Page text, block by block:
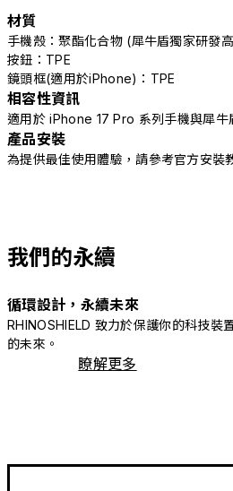
材質
手機殼：聚酯化合物 (犀牛盾獨家研發
按鈕：TPE
鏡頭框(適用於iPhone)：TPE
相容性資訊
適用於 iPhone 17 Pro 系列手機與犀
產品安裝
為提供最佳使用體驗，請參考官方安裝
我們的永續
循環設計，永續未來
RHINOSHIELD 致力於保護你的科技
的未來。
瞭解更多